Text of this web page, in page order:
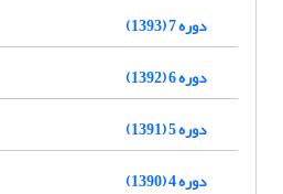
دوره 7 (1393)
دوره 6 (1392)
دوره 5 (1391)
دوره 4 (1390)